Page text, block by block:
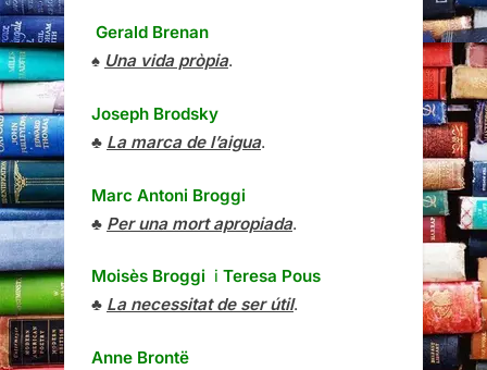
Gerald Brenan
♠ Una vida pròpia.
Joseph Brodsky
♣ La marca de l’aigua.
Marc Antoni Broggi
♣ Per una mort apropiada.
Moisès Broggi i Teresa Pous
♣ La necessitat de ser útil.
Anne Brontë